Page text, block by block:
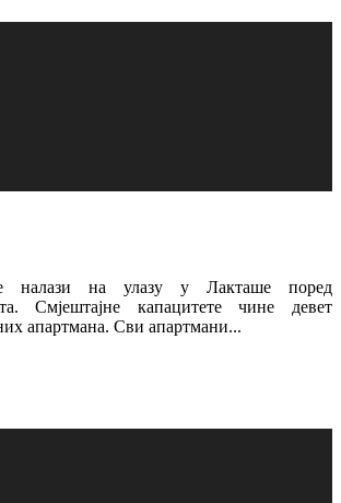
налази на улазу у Лакташе поред
Смјештајне капацитете чине девет
апартмана. Сви апартмани...